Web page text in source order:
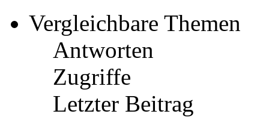
Vergleichbare Themen
Antworten
Zugriffe
Letzter Beitrag